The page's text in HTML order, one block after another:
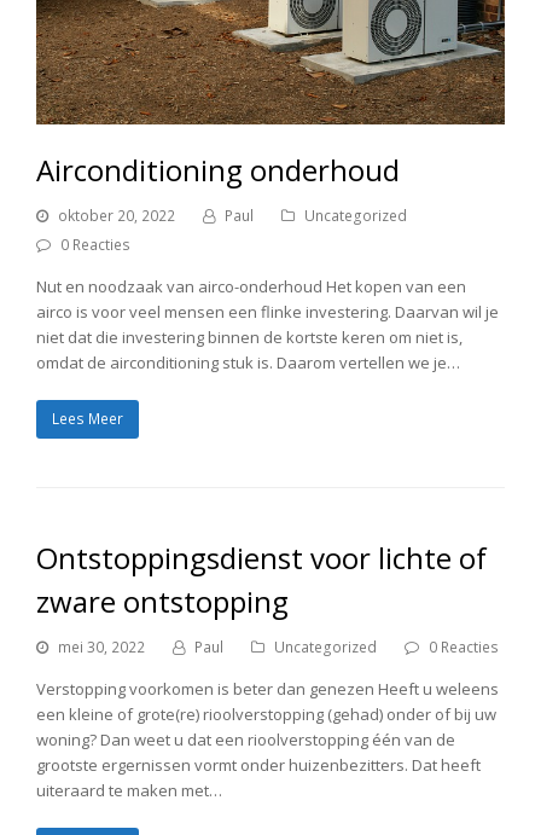
Airconditioning onderhoud
oktober 20, 2022 Paul
Uncategorized
0 Reacties
Nut en noodzaak van airco-onderhoud Het kopen van een
airco is voor veel mensen een flinke investering. Daarvan wil je
niet dat die investering binnen de kortste keren om niet is,
omdat de airconditioning stuk is. Daarom vertellen we je…
Lees Meer
Ontstoppingsdienst voor lichte of
zware ontstopping
mei 30, 2022 Paul Uncategorized 0 Reacties
Verstopping voorkomen is beter dan genezen Heeft u weleens
een kleine of grote(re) rioolverstopping (gehad) onder of bij uw
woning? Dan weet u dat een rioolverstopping één van de
grootste ergernissen vormt onder huizenbezitters. Dat heeft
uiteraard te maken met…